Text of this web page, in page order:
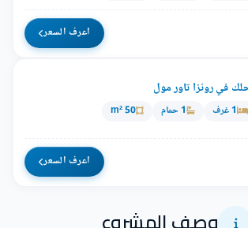
اعرف السعر
في رونزا تاور مول
1 غرف 1 حمام 50 m²
اعرف السعر
وصف المشروع